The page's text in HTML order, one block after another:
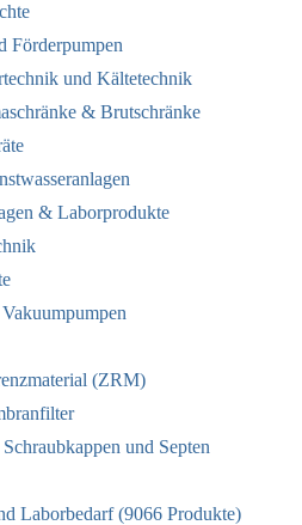
Förderpumpen
und Kältetechnik
& Brutschränke
& Laborprodukte
(ZRM)
und Septen
Laborbedarf (9066 Produkte)